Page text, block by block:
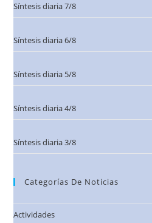
Síntesis diaria 7/8
Síntesis diaria 6/8
Síntesis diaria 5/8
Síntesis diaria 4/8
Síntesis diaria 3/8
Categorías De Noticias
Actividades